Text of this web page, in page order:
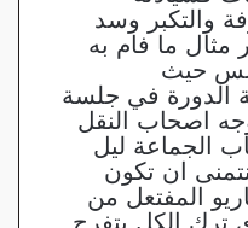
والتكبر وسد
مثال ما فام به
حيث
الدورة في جلسة
اصحاب النقل
الجماعة ليل
نتمنى ان تكون
المفتعل من
ترك الكل يتفرج